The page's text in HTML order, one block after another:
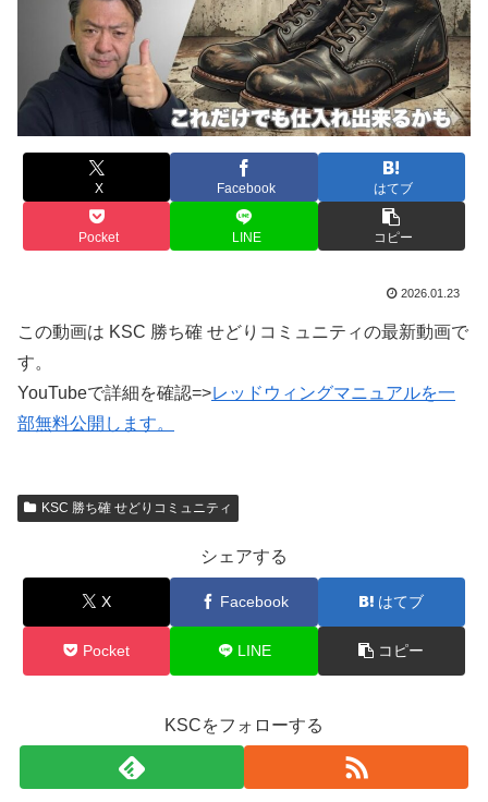
X Facebook はてブ
Pocket LINE コピー
2026.01.23
この動画は KSC 勝ち確 せどりコミュニティの最新動画で
す。
YouTubeで詳細を確認=>レッドウィングマニュアルを一
部無料公開します。
KSC 勝ち確 せどりコミュニティ
シェアする
X Facebook はてブ
Pocket LINE コピー
KSCをフォローする